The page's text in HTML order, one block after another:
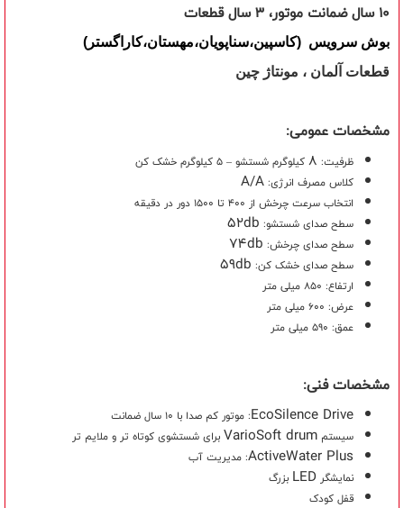
10سال ضمانت موتور، 3 سال قطعات
بوش سرویس (کاسپین،سناپویان،مهستان،کاراگستر)
قطعات آلمان ، مونتاژ چین
مشخصات عمومی:
ظرفیت: 8 کیلوگرم شستشو – 5 کیلوگرم خشک کن
کلاس مصرف انرژی: A/A
انتخاب سرعت چرخش از 400 تا 1500 دور در دقیقه
سطح صدای شستشو: 52db
سطح صدای چرخش: 74db
سطح صدای خشک کن: 59db
ارتفاع: 850 میلی متر
عرض: 600 میلی متر
عمق: 590 میلی متر
مشخصات فنی:
EcoSilence Drive: موتور کم صدا با 10 سال ضمانت
سیستم VarioSoft drum برای شستشوی کوتاه تر و ملایم تر
ActiveWater Plus: مدیریت آب
نمایشگر LED بزرگ
قفل کودک